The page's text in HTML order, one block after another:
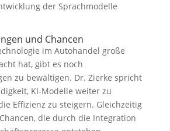
der Sprachmodelle
und Chancen
im Autohandel große
hat, gibt es noch
zu bewältigen. Dr. Zierke spricht
KI-Modelle weiter zu
Effizienz zu steigern. Gleichzeitig
die durch die Integration